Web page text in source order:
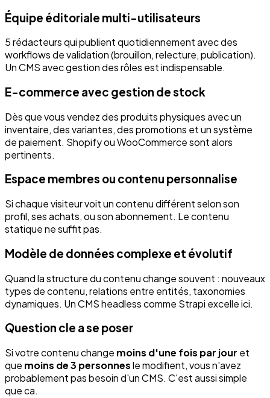
Équipe éditoriale multi-utilisateurs
5 rédacteurs qui publient quotidiennement avec des
workflows de validation (brouillon, relecture, publication).
Un CMS avec gestion des rôles est indispensable.
E-commerce avec gestion de stock
Dès que vous vendez des produits physiques avec un
inventaire, des variantes, des promotions et un système
de paiement. Shopify ou WooCommerce sont alors
pertinents.
Espace membres ou contenu personnalise
Si chaque visiteur voit un contenu différent selon son
profil, ses achats, ou son abonnement. Le contenu
statique ne suffit pas.
Modèle de données complexe et évolutif
Quand la structure du contenu change souvent : nouveaux
types de contenu, relations entre entités, taxonomies
dynamiques. Un CMS headless comme Strapi excelle ici.
Question cle a se poser
Si votre contenu change moins d'une fois par jour et
que moins de 3 personnesle modifient, vous n'avez
probablement pas besoin d'un CMS. C'est aussi simple
que ca.